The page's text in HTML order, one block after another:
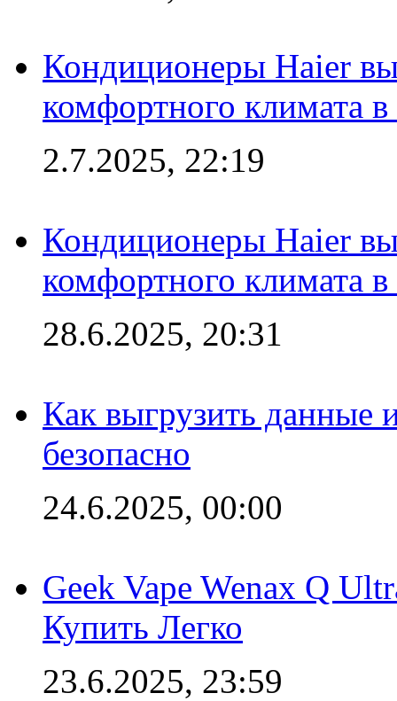
Кондиционеры Haier
комфортного климата
2.7.2025, 22:19
Кондиционеры Haier
комфортного климата
28.6.2025, 20:31
Как выгрузить данные
безопасно
24.6.2025, 00:00
Geek Vape Wenax Q
Купить Легко
23.6.2025, 23:59